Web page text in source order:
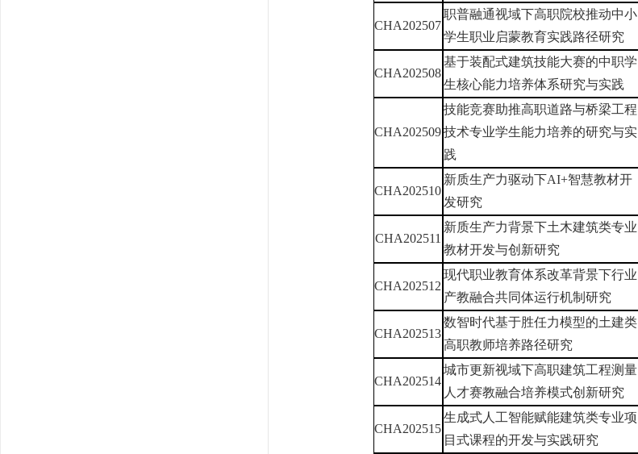
CHA202507
职普融通视域下高职院校推动中小
学生职业启蒙教育实践路径研究
CHA202508
基于装配式建筑技能大赛的中职学
生核心能力培养体系研究与实践
CHA202509
技能竞赛助推高职道路与桥梁工程
技术专业学生能力培养的研究与实
践
CHA202510
新质生产力驱动下AI+智慧教材开
发研究
CHA202511
新质生产力背景下土木建筑类专业
教材开发与创新研究
CHA202512
现代职业教育体系改革背景下行业
产教融合共同体运行机制研究
CHA202513
数智时代基于胜任力模型的土建类
高职教师培养路径研究
CHA202514
城市更新视域下高职建筑工程测量
人才赛教融合培养模式创新研究
CHA202515
生成式人工智能赋能建筑类专业项
目式课程的开发与实践研究